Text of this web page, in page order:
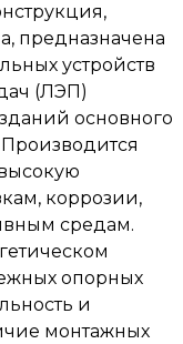
предназначена
устройств
(ЛЭП)
основного
коррозии,
средам.
опорных
и
монтажных